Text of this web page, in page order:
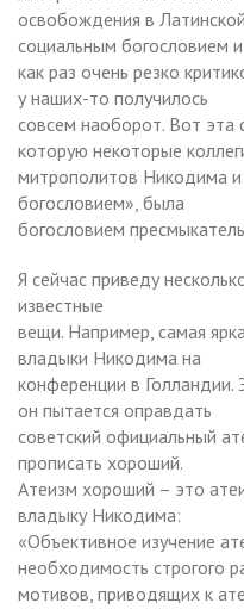
освобождения в
социальным богословием и
как раз очень резко
у наших-то получилось
совсем наоборот. Вот эта
которую некоторые
митрополитов Никодима и
богословием», была
богословием
Я сейчас приведу
известные
вещи. Например, самая
владыки Никодима на
конференции в Голландии.
он пытается оправдать
советский официальный
прописать хороший.
Атеизм хороший – это
владыку Никодима:
«Объективное изучение
необходимость строгого
мотивов, приводящих к